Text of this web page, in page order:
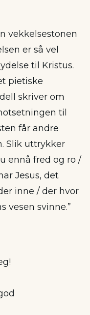
vekkelsestonen
er så vel
til Kristus.
pietiske
skriver om
til
får andre
Slik uttrykker
ennå fred og ro /
Jesus, det
inne / der hvor
vesen svinne.”